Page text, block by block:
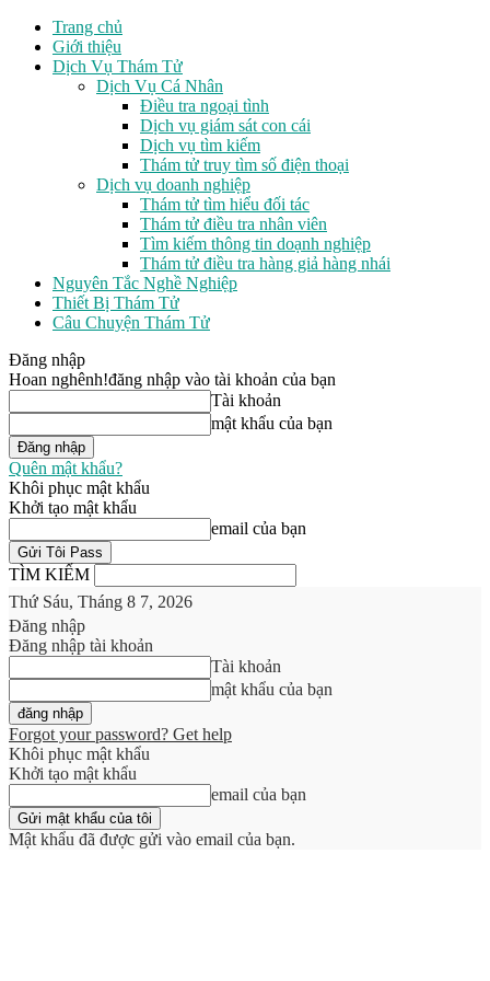
Trang chủ
Giới thiệu
Dịch Vụ Thám Tử
Dịch Vụ Cá Nhân
Điều tra ngoại tình
Dịch vụ giám sát con cái
Dịch vụ tìm kiếm
Thám tử truy tìm số điện thoại
Dịch vụ doanh nghiệp
Thám tử tìm hiểu đối tác
Thám tử điều tra nhân viên
Tìm kiếm thông tin doạnh nghiệp
Thám tử điều tra hàng giả hàng nhái
Nguyên Tắc Nghề Nghiệp
Thiết Bị Thám Tử
Câu Chuyện Thám Tử
Đăng nhập
Hoan nghênh!đăng nhập vào tài khoản của bạn
Tài khoản
mật khẩu của bạn
Quên mật khẩu?
Khôi phục mật khẩu
Khởi tạo mật khẩu
email của bạn
TÌM KIẾM
Thứ Sáu, Tháng 8 7, 2026
Đăng nhập
Đăng nhập tài khoản
Tài khoản
mật khẩu của bạn
Forgot your password? Get help
Khôi phục mật khẩu
Khởi tạo mật khẩu
email của bạn
Mật khẩu đã được gửi vào email của bạn.